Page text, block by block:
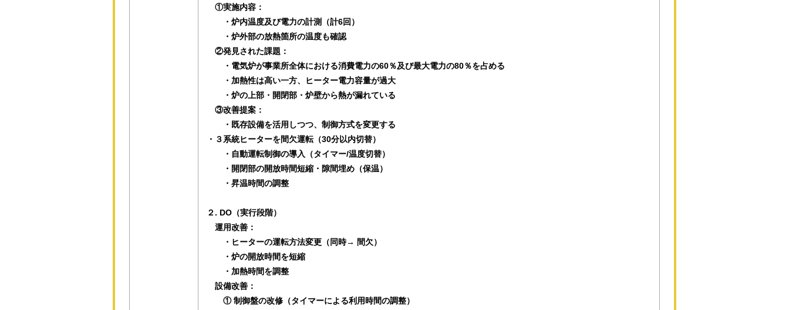
①実施内容：
・炉内温度及び電力の計測（計6回）
・炉外部の放熱箇所の温度も確認
②発見された課題：
・電気炉が事業所全体における消費電力の60％及び最大電力の80％を占める
・加熱性は高い一方、ヒーター電力容量が過大
・炉の上部・開閉部・炉壁から熱が漏れている
③改善提案：
・既存設備を活用しつつ、制御方式を変更する
・３系統ヒーターを間欠運転（30分以内切替）
・自動運転制御の導入（タイマー/温度切替）
・開閉部の開放時間短縮・隙間埋め（保温）
・昇温時間の調整
２. DO（実行段階）
運用改善：
・ヒーターの運転方法変更（同時→ 間欠）
・炉の開放時間を短縮
・加熱時間を調整
設備改善：
① 制御盤の改修（タイマーによる利用時間の調整）